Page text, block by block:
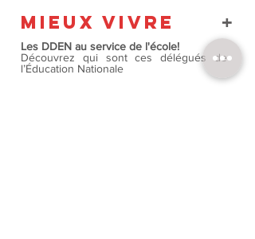
MIEUX VIVRE +
Les DDEN au service de l'école!
Découvrez qui sont ces délégués de
l’Éducation Nationale